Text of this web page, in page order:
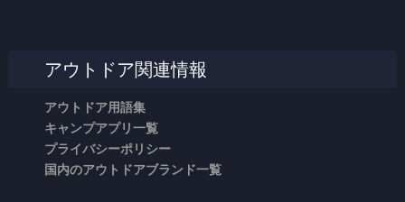
アウトドア関連情報
アウトドア用語集
キャンプアプリ一覧
プライバシーポリシー
国内のアウトドアブランド一覧